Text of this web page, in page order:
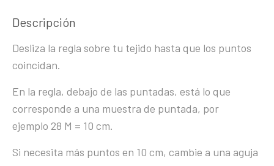
Descripción
Desliza la regla sobre tu tejido hasta que los puntos
coincidan.
En la regla, debajo de las puntadas, está lo que
corresponde a una muestra de puntada, por
ejemplo 28 M = 10 cm.
Si necesita más puntos en 10 cm, cambie a una aguja